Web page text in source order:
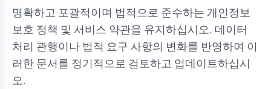
명확하고 포괄적이며 법적으로 준수하는 개인정보
보호 정책 및 서비스 약관을 유지하십시오. 데이터
처리 관행이나 법적 요구 사항의 변화를 반영하여 이
러한 문서를 정기적으로 검토하고 업데이트하십시
오.